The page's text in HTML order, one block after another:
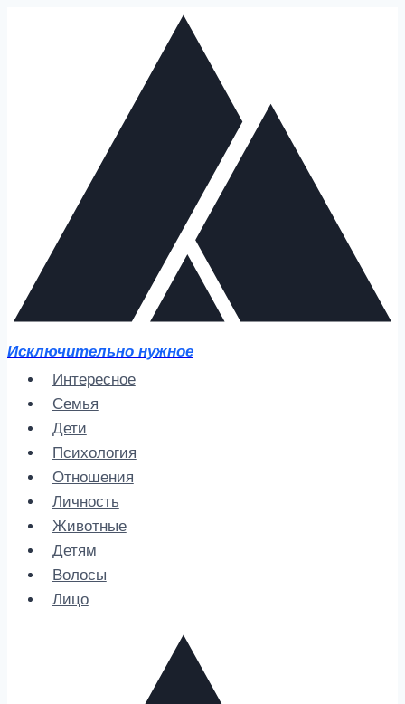
Исключительно нужное
Интересное
Семья
Дети
Психология
Отношения
Личность
Животные
Детям
Волосы
Лицо